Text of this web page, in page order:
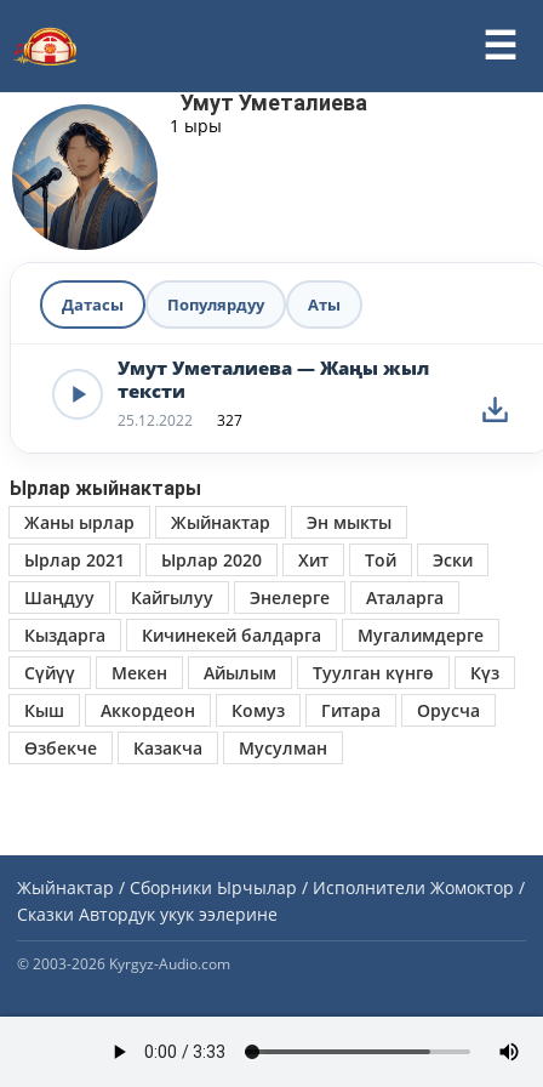
Умут Уметалиева
1 ыры
Датасы Популярдуу Аты
Умут Уметалиева — Жаңы жыл
тексти
25.12.2022 327
Ырлар жыйнактары
Жаны ырлар
Жыйнактар
Эн мыкты
Ырлар 2021
Ырлар 2020 Хит Той
Эски
Шаңдуу
Кайгылуу Энелерге
Аталарга
Кыздарга
Кичинекей балдарга
Мугалимдерге
Сүйүү
Мекен Айылым Туулган күнгө
Күз
Кыш
Аккордеон Комуз Гитара
Орусча
Өзбекче
Казакча Мусулман
Жыйнактар / Сборники Ырчылар / Исполнители Жомоктор /
Сказки Автордук укук ээлерине
© 2003-2026 Kyrgyz-Audio.com